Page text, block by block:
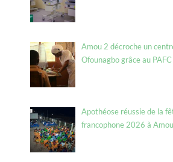
Amou 2 décroche un
Ofounagbo grâce au PAFC
Apothéose réussie de la
francophone 2026 à